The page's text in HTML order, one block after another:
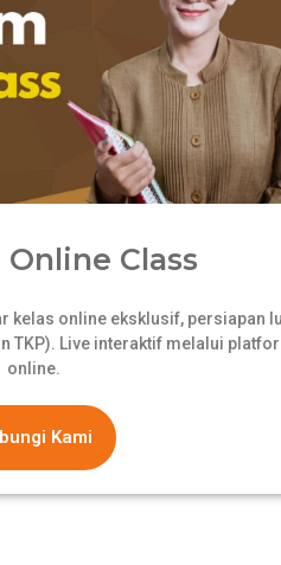
Class
kelas online eksklusif, persiapan
TKP). Live interaktif melalui
online.
Kami